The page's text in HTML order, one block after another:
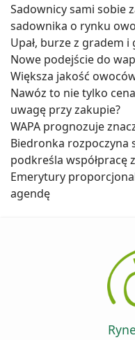
Sadownicy sami sobie
sadownika o rynku
Upał, burze z gradem i
Nowe podejście do
Większa jakość
Nawóz to nie tylko
uwagę przy zakupie?
WAPA prognozuje
Biedronka rozpoczyna
podkreśla współpracę
Emerytury
agendę